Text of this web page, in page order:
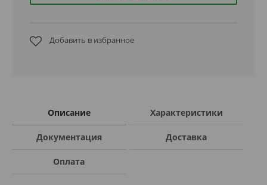
Добавить в избранное
Описание Характеристики
Документация Доставка
Оплата